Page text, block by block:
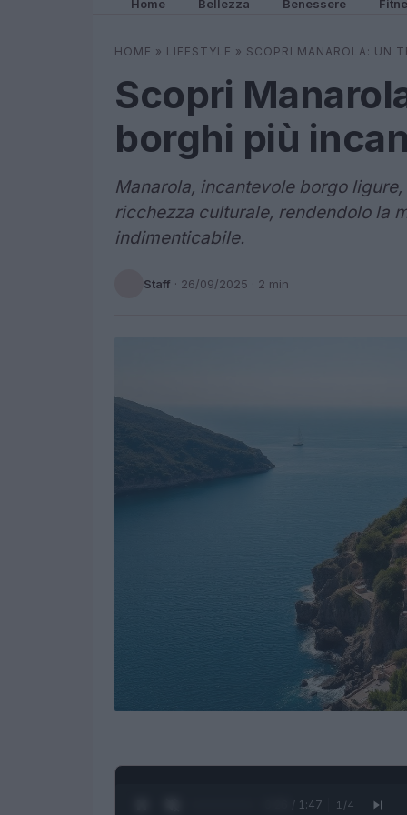
Home Bellezza Benessere
HOME » LIFESTYLE » SCOPRI MANAROLA: UN
Scopri
borghi più
Manarola, incantevole borgo
ricchezza culturale, rendendolo la
indimenticabile.
Staff · 26/09/2025 · 2 min
0:27 / 1:47 1 /4